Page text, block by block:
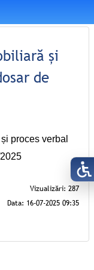
și
de
proces verbal